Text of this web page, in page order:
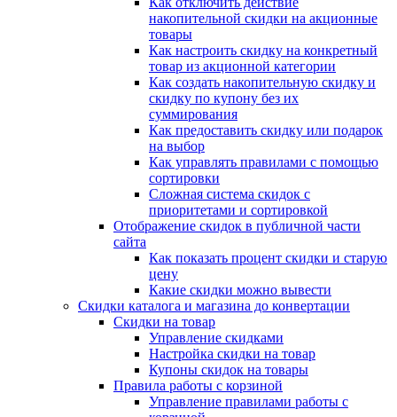
накопительной скидки на акционные
товары
Как настроить скидку на конкретный
товар из акционной категории
Как создать накопительную скидку и
скидку по купону без их
суммирования
Как предоставить скидку или подарок
на выбор
Как управлять правилами с помощью
сортировки
Сложная система скидок с
приоритетами и сортировкой
Отображение скидок в публичной части
сайта
Как показать процент скидки и старую
цену
Какие скидки можно вывести
Скидки каталога и магазина до конвертации
Скидки на товар
Управление скидками
Настройка скидки на товар
Купоны скидок на товары
Правила работы с корзиной
Управление правилами работы с